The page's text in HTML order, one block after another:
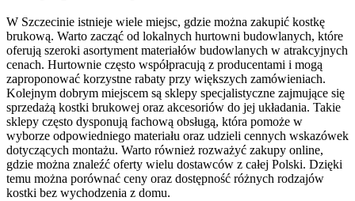
W Szczecinie istnieje wiele miejsc, gdzie można zakupić kostkę
brukową. Warto zacząć od lokalnych hurtowni budowlanych, które
oferują szeroki asortyment materiałów budowlanych w atrakcyjnych
cenach. Hurtownie często współpracują z producentami i mogą
zaproponować korzystne rabaty przy większych zamówieniach.
Kolejnym dobrym miejscem są sklepy specjalistyczne zajmujące się
sprzedażą kostki brukowej oraz akcesoriów do jej układania. Takie
sklepy często dysponują fachową obsługą, która pomoże w
wyborze odpowiedniego materiału oraz udzieli cennych wskazówek
dotyczących montażu. Warto również rozważyć zakupy online,
gdzie można znaleźć oferty wielu dostawców z całej Polski. Dzięki
temu można porównać ceny oraz dostępność różnych rodzajów
kostki bez wychodzenia z domu.